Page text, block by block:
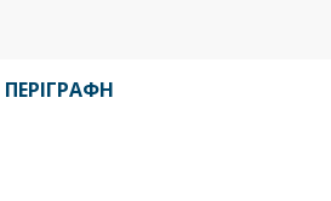
ΠΕΡΙΓΡΑΦΉ